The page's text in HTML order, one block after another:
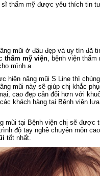
sĩ thẩm mỹ được yêu thích tin
mũi ở đâu đẹp và uy tín đã
thẩm mỹ viện, bệnh viện
mình ạ.
hiện nâng mũi S Line thì
mũi này sẽ giúp chị khắc
cao đẹp cân đối hơn với
khách hàng tại Bệnh viện
mũi tại Bệnh viện chị sẽ được
độ tay nghề chuyên môn
tốt nhất.